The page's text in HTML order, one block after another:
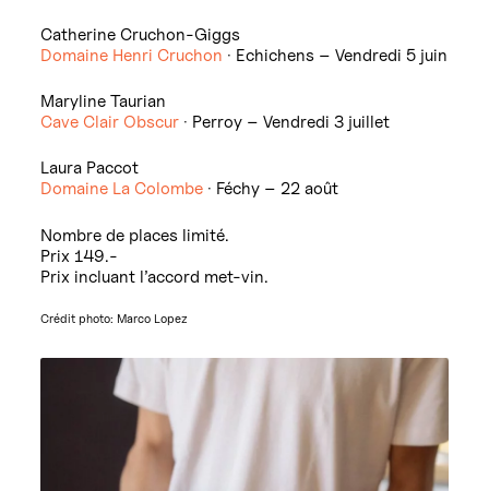
Catherine Cruchon-Giggs
Domaine Henri Cruchon · Echichens – Vendredi 5 juin
Maryline Taurian
Cave Clair Obscur · Perroy – Vendredi 3 juillet
Laura Paccot
Domaine La Colombe · Féchy – 22 août
Nombre de places limité.
Prix 149.-
Prix incluant l’accord met-vin.
Crédit photo: Marco Lopez